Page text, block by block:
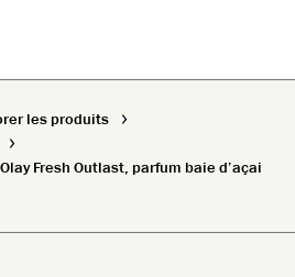
les produits
Fresh Outlast, parfum baie d’açai